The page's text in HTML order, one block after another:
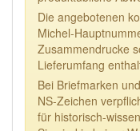
Die angebotenen
Michel-
Zusammendrucke
Lieferumfang
Bei Briefmarken
NS-Zeichen
für historisch-